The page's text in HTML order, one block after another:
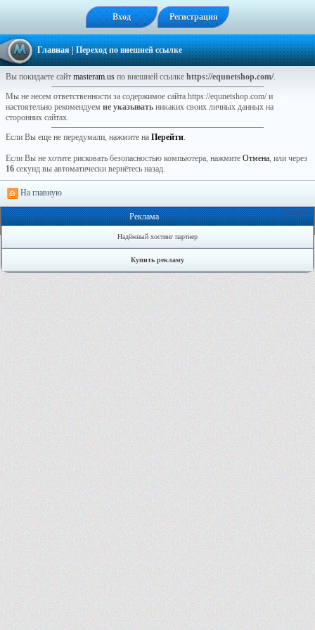
Вход Регистрация
Главная| Переход по внешней ссылке
Вы покидаете сайт masteram.us по внешней ссылке https://equnetshop.com/.
Мы не несем ответственности за содержимое сайта https://equnetshop.com/ и
настоятельно рекомендуем не указывать никаких своих личных данных на
сторонних сайтах.
Если Вы еще не передумали, нажмите на Перейти.
Если Вы не хотите рисковать безопасностью компьютера, нажмите Отмена, или через
16 секунд вы автоматически вернётесь назад.
На главную
Онлайн: 2
Реклама
Надёжный хостинг партнер
Купить рекламу